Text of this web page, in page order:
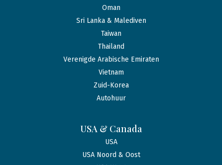
Oman
Sri Lanka & Malediven
Taiwan
Thailand
Verenigde Arabische Emiraten
Vietnam
Zuid-Korea
Autohuur
USA & Canada
USA
USA Noord & Oost